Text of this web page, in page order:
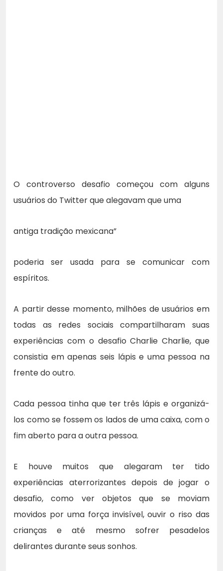
O controverso desafio começou com alguns
usuários do Twitter que alegavam que uma
antiga tradição mexicana”
poderia ser usada para se comunicar com
espíritos.
A partir desse momento, milhões de usuários em
todas as redes sociais compartilharam suas
experiências com o desafio Charlie Charlie, que
consistia em apenas seis lápis e uma pessoa na
frente do outro.
Cada pessoa tinha que ter três lápis e organizá-
los como se fossem os lados de uma caixa, com o
fim aberto para a outra pessoa.
E houve muitos que alegaram ter tido
experiências aterrorizantes depois de jogar o
desafio, como ver objetos que se moviam
movidos por uma força invisível, ouvir o riso das
crianças e até mesmo sofrer pesadelos
delirantes durante seus sonhos.